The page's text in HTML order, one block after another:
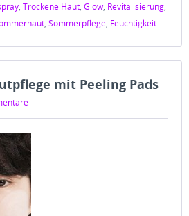
, Trockene Haut, Glow, Revitalisierung,
, Sommerpflege, Feuchtigkeit
mit Peeling Pads